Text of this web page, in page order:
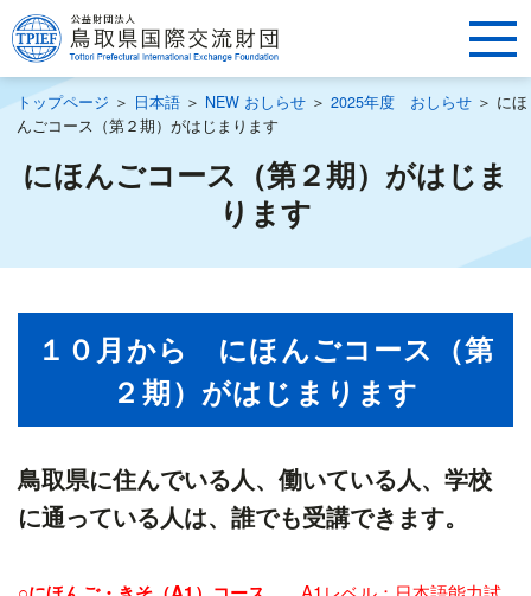
トップページ ＞ 日本語＞ NEW おしらせ＞ 2025年度 おしらせ＞ にほ
んごコース（第２期）がはじまります
にほんごコース（第２期）がはじま
ります
１０月から にほんごコース（第
２期）がはじまります
鳥取県に住んでいる人、働いている人、学校
に通っている人は、誰でも受講できます。